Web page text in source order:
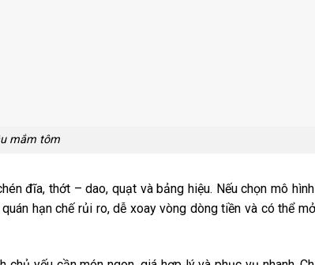
mắm tôm
đĩa, thớt – dao, quạt và bảng hiệu. Nếu chọn mô
hạn chế rủi ro, dễ xoay vòng dòng tiền và có thể